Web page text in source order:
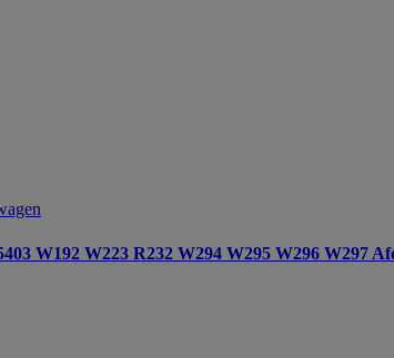
W192 W223 R232 W294 W295 W296 W297